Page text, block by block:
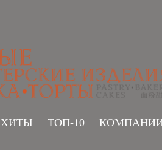
ХИТЫ ТОП-10